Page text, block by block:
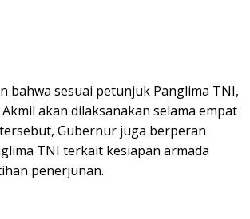
bahwa sesuai petunjuk Panglima TNI,
akan dilaksanakan selama empat
Gubernur juga berperan
TNI terkait kesiapan armada
penerjunan.